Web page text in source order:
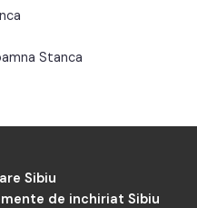
Stanca
de inchiriat Sibiu